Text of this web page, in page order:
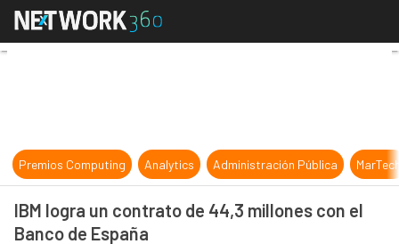
IBM logra un contrato de 44,3
Premios Computing Analytics Administración Pública
IBM logra un contrato de 44,3 millones con el
Banco de España